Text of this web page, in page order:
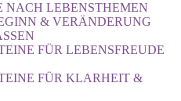
NACH LEBENSTHEMEN
& VERÄNDERUNG
FÜR LEBENSFREUDE
FÜR KLARHEIT &